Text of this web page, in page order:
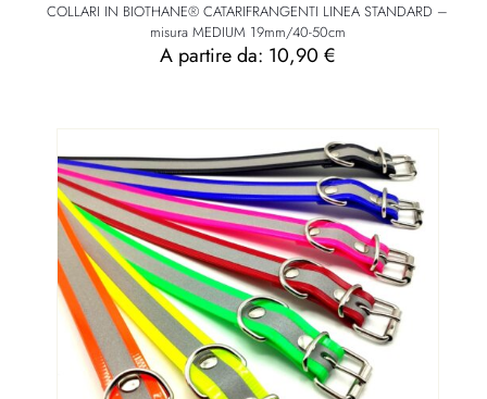
COLLARI IN BIOTHANE® CATARIFRANGENTI LINEA STANDARD –
misura MEDIUM 19mm/40-50cm
A partire da: 10,90€